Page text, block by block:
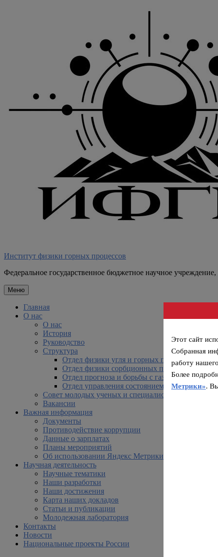
Институт физики горных процессов
Федеральное государственное бюджетное научное
Меню
Главная
О нас
О нас
История
Руководство
Структура
Отдел физики угля и горных пород
Отдел физики сорбционных процессов
Отдел прогноза и борьбы с
Отдел управления состоянием горного
Совет молодых ученых и специалистов
Вакансии
Важная информация
Документы
Противодействие коррупции
Данные о зарплатах
Планы мероприятий
Об использовании Яндекс Метрики
Научная деятельность
Научные тематики
Наши разработки
Наши достижения
Карта наших докладов
Статьи и публикации
Молодежная лаборатория
Контакты
Новости
Национальные проекты России
Этот сайт
Собранная
работу
Более
Метрики».